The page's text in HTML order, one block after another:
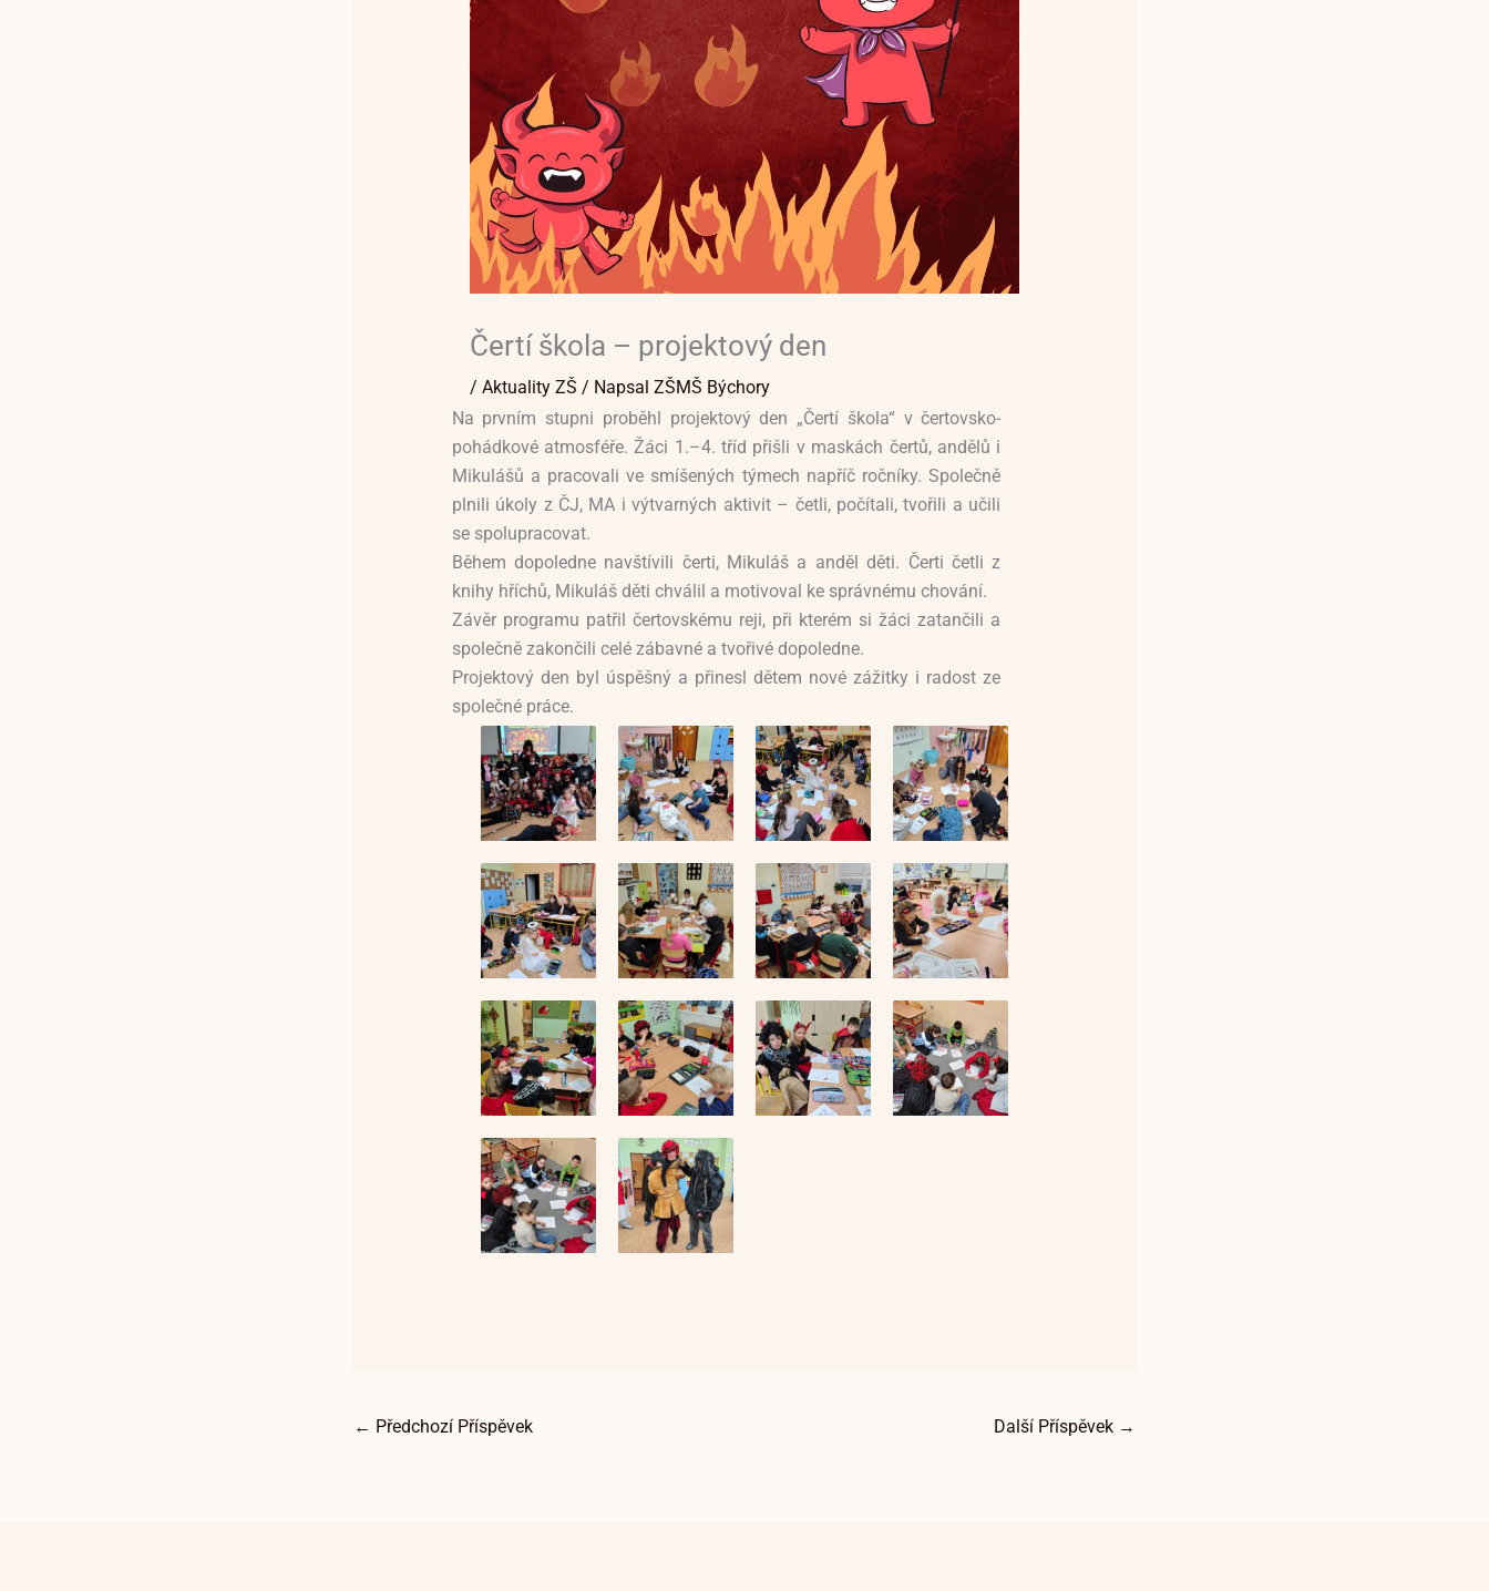
Čertí škola – projektový den
/ Aktuality ZŠ / Napsal ZŠMŠ Býchory
Na prvním stupni proběhl projektový den „Čertí škola“ v čertovsko-
pohádkové atmosféře. Žáci 1.–4. tříd přišli v maskách čertů, andělů i
Mikulášů a pracovali ve smíšených týmech napříč ročníky. Společně
plnili úkoly z ČJ, MA i výtvarných aktivit – četli, počítali, tvořili a učili
se spolupracovat.
Během dopoledne navštívili čerti, Mikuláš a anděl děti. Čerti četli z
knihy hříchů, Mikuláš děti chválil a motivoval ke správnému chování.
Závěr programu patřil čertovskému reji, při kterém si žáci zatančili a
společně zakončili celé zábavné a tvořivé dopoledne.
Projektový den byl úspěšný a přinesl dětem nové zážitky i radost ze
společné práce.
← Předchozí Příspěvek Další Příspěvek →